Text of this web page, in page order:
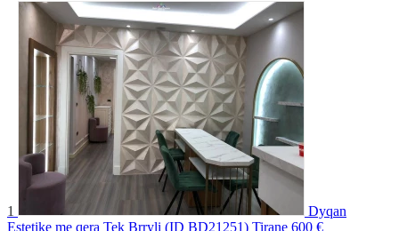
1
Dyqan
Estetike me qera Tek Brryli (ID BD21251) Tirane 600 €